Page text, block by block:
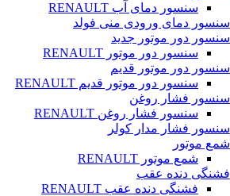
سنسور دمای آب RENAULT
سنسور دمای ورودی منی فولد
سنسور دور موتور جدید
سنسور دور موتور RENAULT
سنسور دور موتور قدیم
سنسور دور موتور قدیم RENAULT
سنسور فشار روغن
سنسور فشار روغن RENAULT
سنسور فشار مدار کولر
شمع موتور
شمع موتور RENAULT
فشنگی دنده عقب
فشنگی دنده عقب RENAULT